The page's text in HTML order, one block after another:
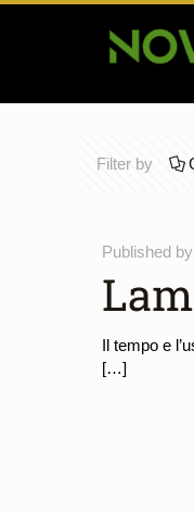
Filter by
Published by
Il tempo e
[…]